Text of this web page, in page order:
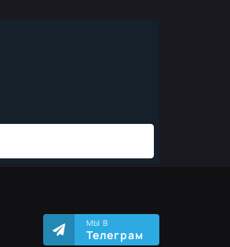
МЫ В
Телеграм